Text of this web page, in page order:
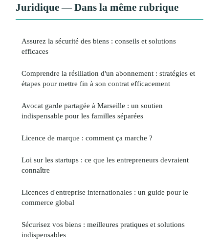
Juridique — Dans la même rubrique
Assurez la sécurité des biens : conseils et solutions
efficaces
Comprendre la résiliation d'un abonnement : stratégies et
étapes pour mettre fin à son contrat efficacement
Avocat garde partagée à Marseille : un soutien
indispensable pour les familles séparées
Licence de marque : comment ça marche ?
Loi sur les startups : ce que les entrepreneurs devraient
connaître
Licences d'entreprise internationales : un guide pour le
commerce global
Sécurisez vos biens : meilleures pratiques et solutions
indispensables